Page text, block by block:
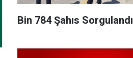
Bin 784 Şahıs Sorgulandı